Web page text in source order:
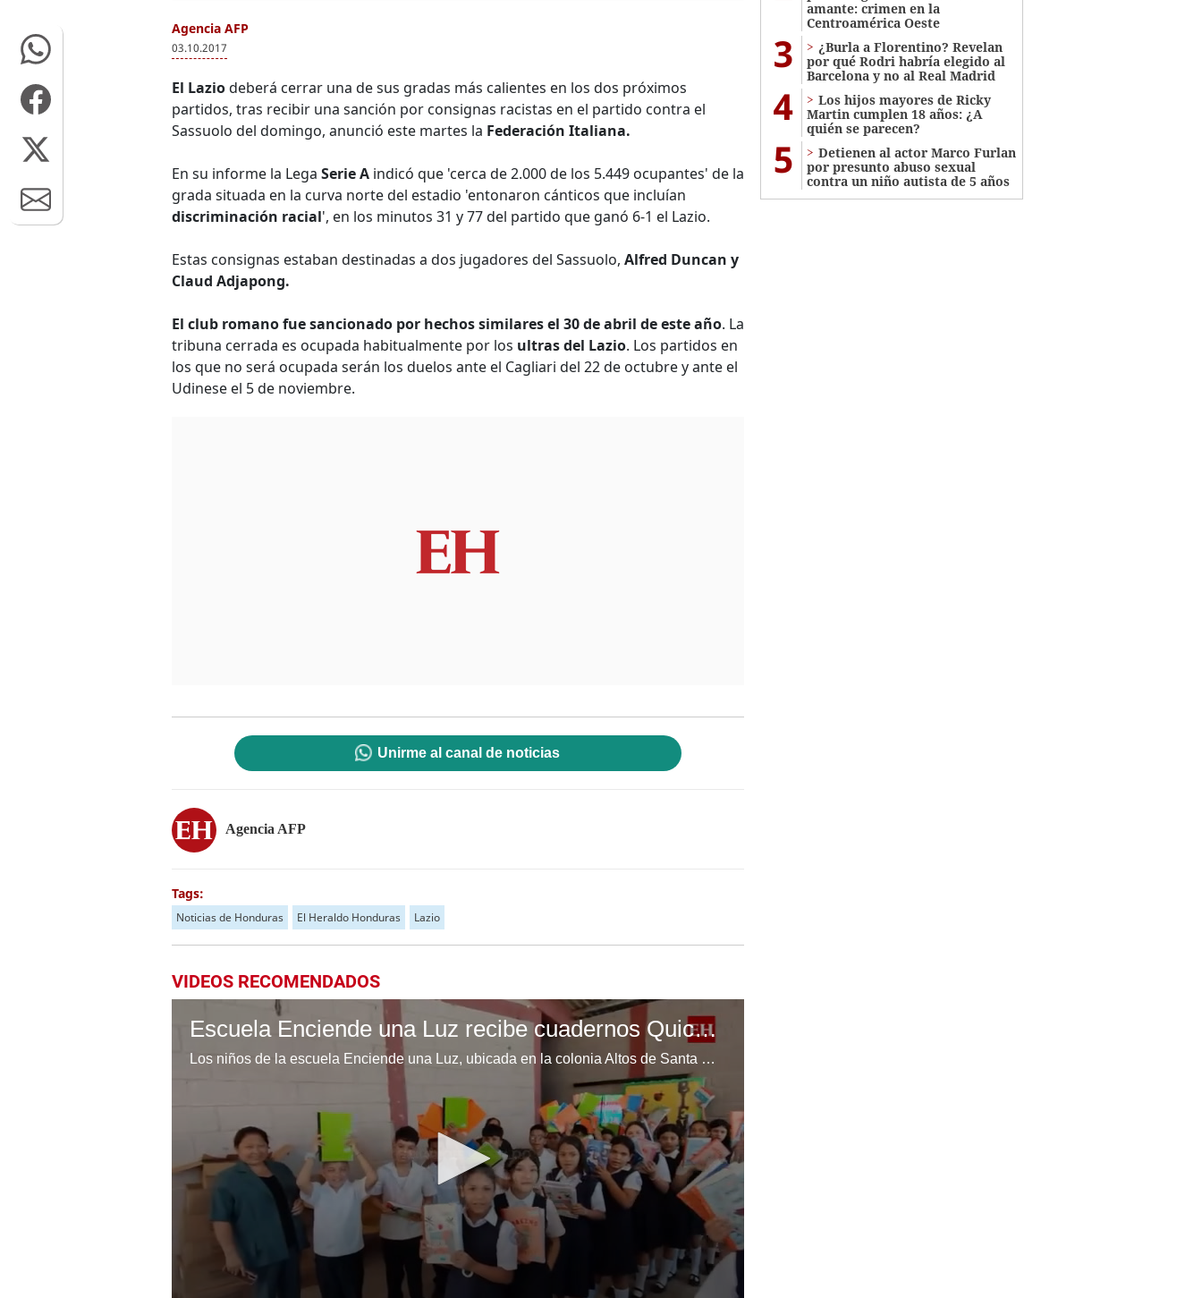
Agencia AFP
03.10.2017
El Laziodeberá cerrar una de sus gradas más calientes en los dos próximos
partidos, tras recibir una sanción por consignas racistas en el partido contra el
Sassuolo del domingo, anunció este martes la Federación Italiana.
En su informe la Lega Serie A indicó que 'cerca de 2.000 de los 5.449 ocupantes' de la
grada situada en la curva norte del estadio 'entonaron cánticos que incluían
discriminación racial', en los minutos 31 y 77 del partido que ganó 6-1 el Lazio.
Estas consignas estaban destinadas a dos jugadores del Sassuolo, Alfred Duncan y
Claud Adjapong.
El club romano fue sancionado por hechos similares el 30 de abril de este año. La
tribuna cerrada es ocupada habitualmente por los ultras del Lazio. Los partidos en
los que no será ocupada serán los duelos ante el Cagliari del 22 de octubre y ante el
Udinese el 5 de noviembre.
Unirme al canal de noticias
Agencia AFP
Tags:
Noticias de Honduras El Heraldo Honduras Lazio
VIDEOS RECOMENDADOS
Escuela Enciende una Luz recibe cuadernos Quick, gracias a la Maratón del Saber
Los niños de la escuela Enciende una Luz, ubicada en la colonia Altos de Santa Rosa, al sur de Tegucigalpa, recibieron cuadernos Quick como parte de la Campaña Maratón del Saber.
amante: crimen en la
Centroamérica Oeste
3
¿Burla a Florentino? Revelan
por qué Rodri habría elegido al
Barcelona y no al Real Madrid
4
Los hijos mayores de Ricky
Martin cumplen 18 años: ¿A
quién se parecen?
5
Detienen al actor Marco Furlan
por presunto abuso sexual
contra un niño autista de 5 años